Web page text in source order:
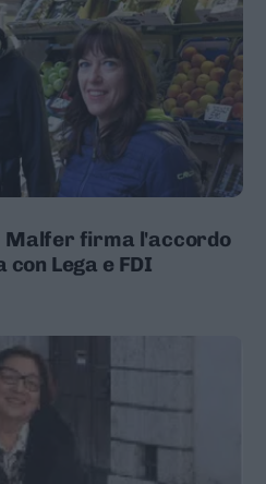
Malfer firma l'accordo
con Lega e FDI